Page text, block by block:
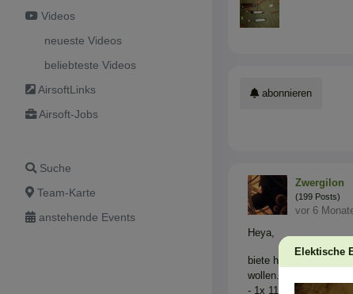
Elektische
Videos
neueste Videos
beliebteste Videos
AirsoftLinks
Airsoft-Jobs
Suche
Team-Karte
anstehende Events
abonnieren
Zwergilon
(199 Posts)
vor 6
Heya,
biete hier eine
wollen. Gemeint sind
- 1x 11.1V 1100mAh